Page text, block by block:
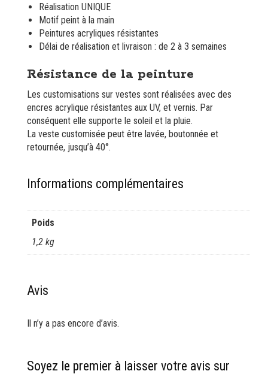
Réalisation UNIQUE
Motif peint à la main
Peintures acryliques résistantes
Délai de réalisation et livraison : de 2 à 3 semaines
Résistance de la peinture
Les customisations sur vestes sont réalisées avec des
encres acrylique résistantes aux UV, et vernis. Par
conséquent elle supporte le soleil et la pluie.
La veste customisée peut être lavée, boutonnée et
retournée, jusqu’à 40°.
Informations complémentaires
Poids
1,2 kg
Avis
Il n’y a pas encore d’avis.
Soyez le premier à laisser votre avis sur